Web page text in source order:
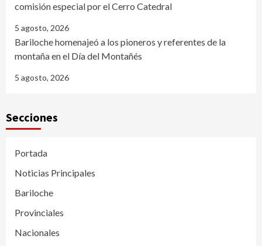
comisión especial por el Cerro Catedral
5 agosto, 2026
Bariloche homenajeó a los pioneros y referentes de la
montaña en el Día del Montañés
5 agosto, 2026
Secciones
Portada
Noticias Principales
Bariloche
Provinciales
Nacionales